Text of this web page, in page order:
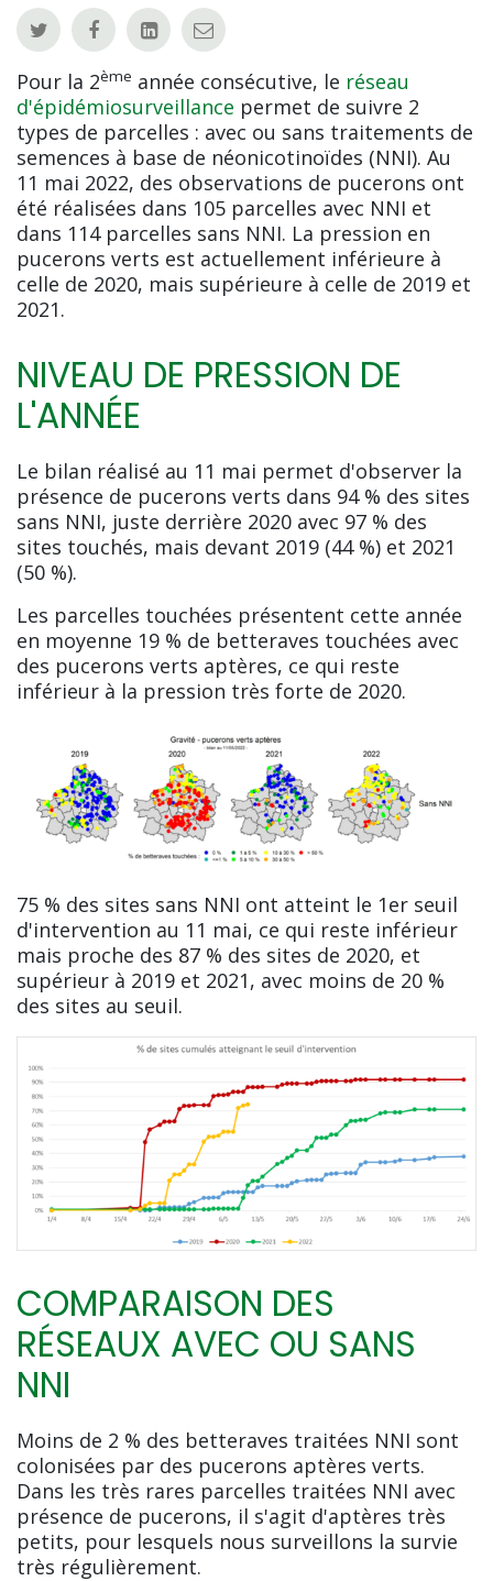
Pour la 2ème année consécutive, le réseau
d'épidémiosurveillance permet de suivre 2
types de parcelles : avec ou sans traitements de
semences à base de néonicotinoïdes (NNI). Au
11 mai 2022, des observations de pucerons ont
été réalisées dans 105 parcelles avec NNI et
dans 114 parcelles sans NNI. La pression en
pucerons verts est actuellement inférieure à
celle de 2020, mais supérieure à celle de 2019 et
2021.
NIVEAU DE PRESSION DE
L'ANNÉE
Le bilan réalisé au 11 mai permet d'observer la
présence de pucerons verts dans 94 % des sites
sans NNI, juste derrière 2020 avec 97 % des
sites touchés, mais devant 2019 (44 %) et 2021
(50 %).
Les parcelles touchées présentent cette année
en moyenne 19 % de betteraves touchées avec
des pucerons verts aptères, ce qui reste
inférieur à la pression très forte de 2020.
75 % des sites sans NNI ont atteint le 1er seuil
d'intervention au 11 mai, ce qui reste inférieur
mais proche des 87 % des sites de 2020, et
supérieur à 2019 et 2021, avec moins de 20 %
des sites au seuil.
COMPARAISON DES
RÉSEAUX AVEC OU SANS
NNI
Moins de 2 % des betteraves traitées NNI sont
colonisées par des pucerons aptères verts.
Dans les très rares parcelles traitées NNI avec
présence de pucerons, il s'agit d'aptères très
petits, pour lesquels nous surveillons la survie
très régulièrement.